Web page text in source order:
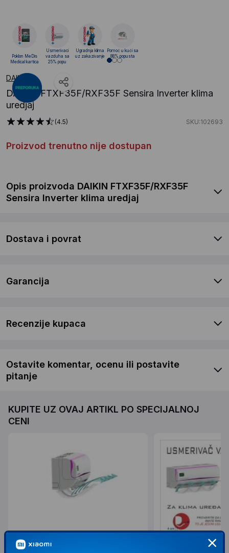
DAIKIN
DAIKIN FTXF35F/RXF35F Sensira Inverter klima
uredjaj
(4.5) SKU:102693
Proizvod trenutno nije dostupan
Poklon MeDis
Medical kartica
Usmerivaci
vazduha sa
25% popu
Ugradnja klima
uz zakazivanje
Pomoć u kući sa
88% popusta
Opis proizvoda DAIKIN FTXF35F/RXF35F
Sensira Inverter klima uredjaj
Dostava i povrat
Garancija
Recenzije kupaca
Ostavite komentar, ocenu ili postavite
pitanje
KUPITE UZ OVAJ ARTIKL PO SPECIJALNOJ
CENI
KLIMA RESENJE USMERIVAC VAZDUHA
KLIMA RESENJE